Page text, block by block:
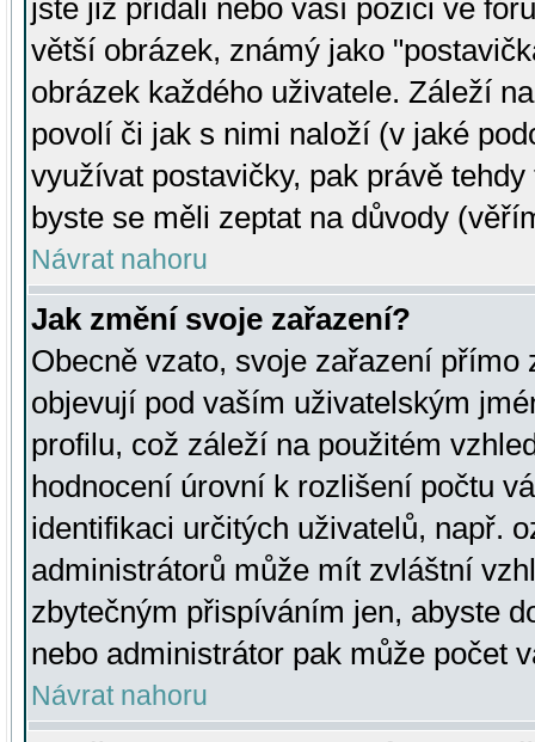
jste již přidali nebo vaší pozici ve
větší obrázek, známý jako
obrázek každého uživatele. Záleží
povolí či jak s nimi naloží (v jaké
využívat postavičky, pak právě
byste se měli zeptat na důvody
Návrat nahoru
Jak změní svoje zařazení?
Obecně vzato, svoje zařazení přímo
objevují pod vaším uživatelským
profilu, což záleží na použitém
hodnocení úrovní k rozlišení počtu
identifikaci určitých uživatelů, např.
administrátorů může mít zvláštní
zbytečným přispíváním jen, abyste
nebo administrátor pak může počet
Návrat nahoru